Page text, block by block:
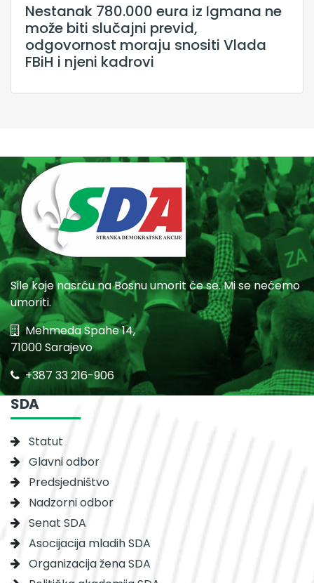
Nestanak 780.000 eura iz Igmana ne
može biti slučajni previd,
odgovornost moraju snositi Vlada
FBiH i njeni kadrovi
Sile koje nasrću na Bosnu umorit će se. Mi se nećemo
umoriti.
Mehmeda Spahe 14,
71000 Sarajevo
+387 33 216-906
SDA
Statut
Glavni odbor
Predsjedništvo
Nadzorni odbor
Senat SDA
Asocijacija mladih SDA
Organizacija žena SDA